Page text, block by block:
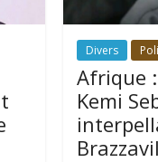
Divers
Afrique
Kemi